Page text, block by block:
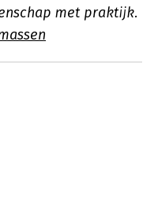
met praktijk.